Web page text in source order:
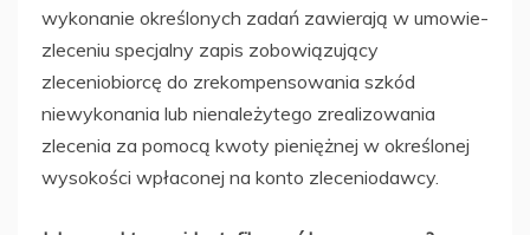
wykonanie określonych zadań zawierają w umowie-
zleceniu specjalny zapis zobowiązujący
zleceniobiorcę do zrekompensowania szkód
niewykonania lub nienależytego zrealizowania
zlecenia za pomocą kwoty pieniężnej w określonej
wysokości wpłaconej na konto zleceniodawcy.